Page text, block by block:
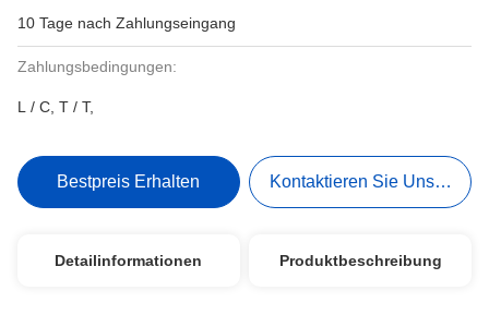
10 Tage nach Zahlungseingang
Zahlungsbedingungen:
L / C, T / T,
Bestpreis Erhalten Kontaktieren Sie Uns Jetzt
Detailinformationen Produktbeschreibung